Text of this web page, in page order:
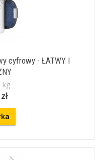
cyfrowy - ŁATWY I
kg